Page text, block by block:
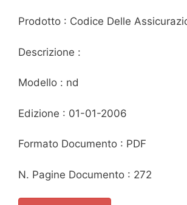
Prodotto : Codice Delle
Descrizione :
Modello : nd
Edizione : 01-01-2006
Formato Documento : PDF
N. Pagine Documento : 272